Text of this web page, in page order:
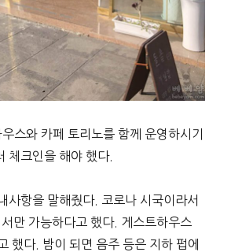
스와 카페 토리노를 함께 운영하시기
체크인을 해야 했다.
사항을 말해줬다. 코로나 시국이라서
만 가능하다고 했다. 게스트하우스
했다. 밤이 되면 음주 등은 지하 펍에